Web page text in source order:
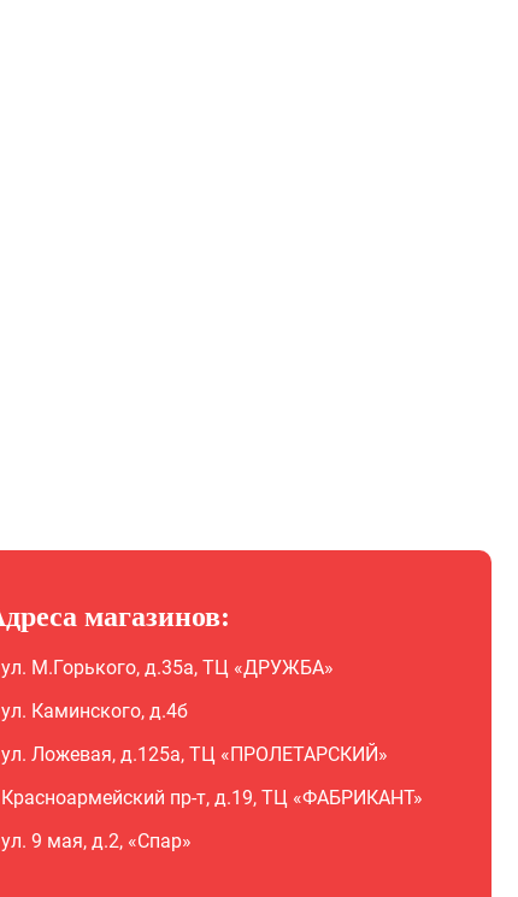
магазинов:
ул. М.Горького, д.35а, ТЦ «ДРУЖБА»
ул. Каминского, д.4б
ул. Ложевая, д.125а, ТЦ «ПРОЛЕТАРСКИЙ»
Красноармейский пр-т, д.19, ТЦ «ФАБРИКАНТ»
ул. 9 мая, д.2, «Спар»